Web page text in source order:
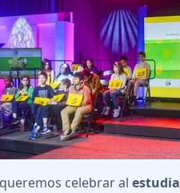
celebrar al